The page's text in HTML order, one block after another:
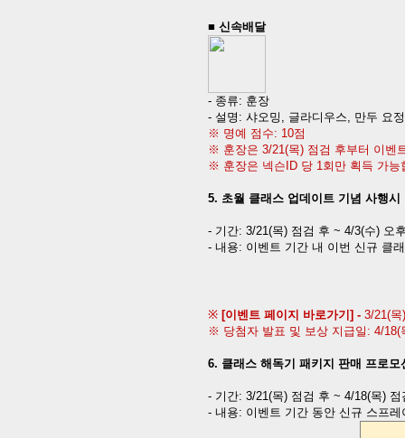
■ 신속배달
- 종류: 훈장
- 설명 : 샤오밍 글라디우스
만두 요정
※ 명예 점수: 10점
※ 훈장은 3/21(목) 점검 후부터 이벤
※ 훈장은 넥슨ID 당 1 회만 획득 가능
5. 초월 클래스 업데이트 기념 사행시
- 기간: 3/21(목) 점검 후 ~ 4/3(수) 오
- 내용: 이벤트 기간 내 이번 신규 클
※ [이벤트 페이지 바로가기] - 3/21(목)
※ 당첨자 발표 및 보상 지급일 : 4/18(
6. 클래스 해독기 패키지 판매 프로모
- 기간: 3/21(목) 점검 후 ~ 4/18(목) 점
- 내용: 이벤트 기간 동안 신규 스프레